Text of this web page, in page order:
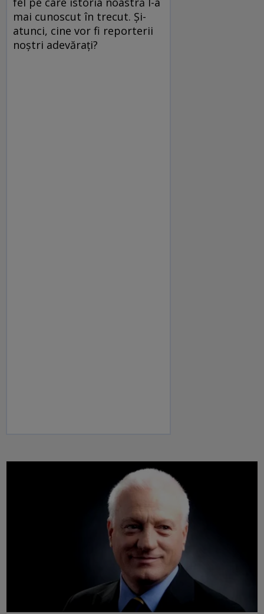
mai cunoscut în trecut. Şi-
atunci, cine vor fi reporterii
noştri adevăraţi?